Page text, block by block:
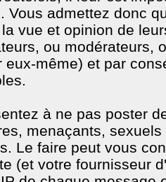
Vous admettez donc
vue et opinion de
ou modérateurs,
eux-même) et par
à ne pas poster
menaçants,
Le faire peut vous
(et votre fournisseur